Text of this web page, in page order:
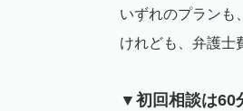
いずれのプランも
けれども、弁護士
▼初回相談は60